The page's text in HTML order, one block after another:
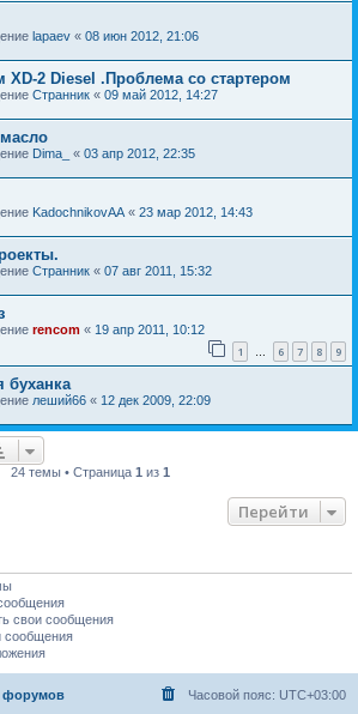
lapaev « 08 июн 2012, 21:06
XD-2 Diesel .Проблема со стартером
Странник « 09 май 2012, 14:27
Dima_ « 03 апр 2012, 22:35
KadochnikovAA « 23 мар 2012, 14:43
Странник « 07 авг 2011, 15:32
rencom « 19 апр 2011, 10:12
1 6 7 8 9
буханка
леший66 « 12 дек 2009, 22:09
24 темы • Страница 1 из 1
Перейти
свои сообщения
сообщения
форумов Часовой пояс: UTC+03:00